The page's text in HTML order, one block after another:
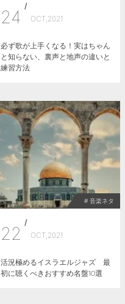
24
/
OCT,2021
必ず歌が上手くなる！実はちゃん
と知らない、裏声と地声の違いと
練習方法
# 音楽ネタ
22
/
OCT,2021
活況極めるイスラエルジャズ 最
初に聴くべきおすすめ名盤10選